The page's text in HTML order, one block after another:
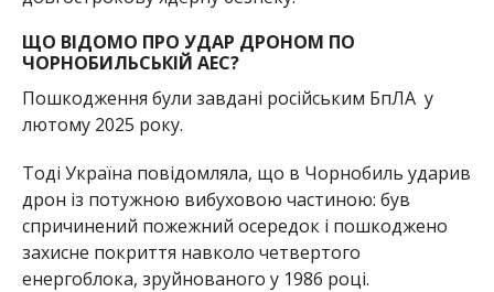
ЩО ВІДОМО ПРО УДАР ДРОНОМ ПО
ЧОРНОБИЛЬСЬКІЙ АЕС?
Пошкодження були завдані російським БпЛА у
лютому 2025 року.
Тоді Україна повідомляла, що в Чорнобиль ударив
дрон із потужною вибуховою частиною: був
спричинений пожежний осередок і пошкоджено
захисне покриття навколо четвертого
енергоблока, зруйнованого у 1986 році.